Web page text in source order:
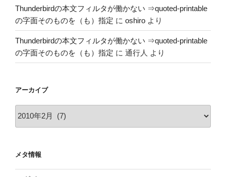
Thunderbirdの本文フィルタが働かない ⇒quoted-printable
の字面そのものを（も）指定 に oshiro より
Thunderbirdの本文フィルタが働かない ⇒quoted-printable
の字面そのものを（も）指定 に 通行人 より
アーカイブ
ブ
メタ情報